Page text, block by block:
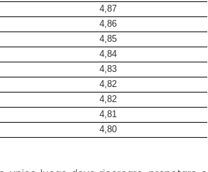
4,87
4,86
4,85
4,84
4,83
4,82
4,82
4,81
4,80